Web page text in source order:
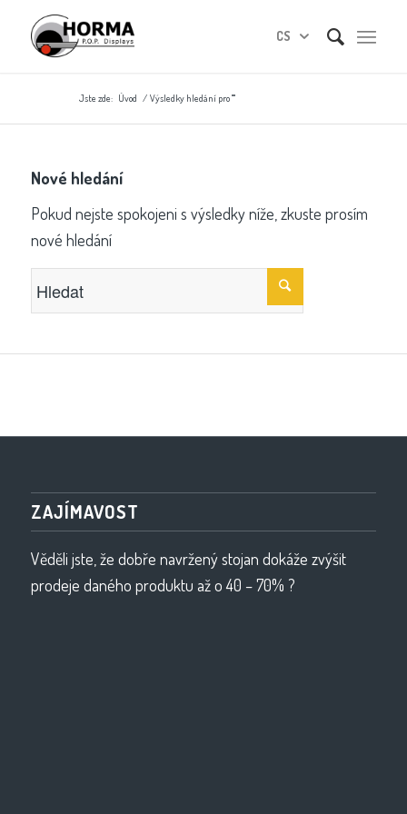
CS
Jste zde: Úvod / Výsledky hledání pro ""
Nové hledání
Pokud nejste spokojeni s výsledky níže, zkuste prosím
nové hledání
ZAJÍMAVOST
Věděli jste, že dobře navržený stojan dokáže zvýšit
prodeje daného produktu až o 40 – 70% ?